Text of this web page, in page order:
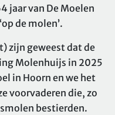
jaar van De Moelen
de molen’.
zijn geweest dat de
Molenhuijs in 2025
in Hoorn en we het
voorvaderen die, zo
bestierden.